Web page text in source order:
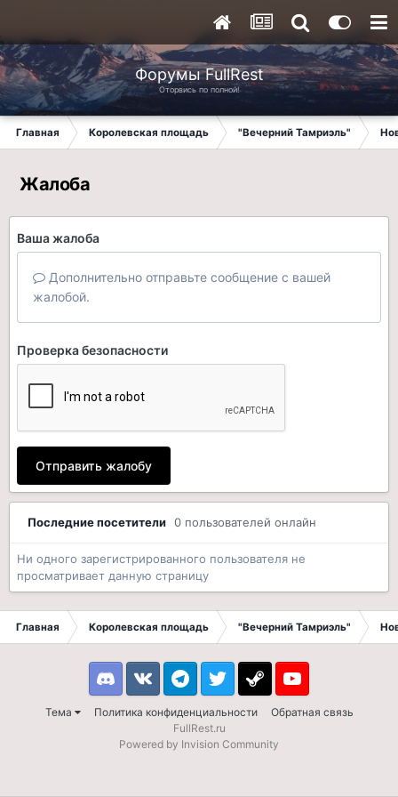
Форумы FullRest
Оторвись по полной!
Главная Королевская площадь "Вечерний Тамриэль"
Жалоба
Ваша жалоба
Дополнительно отправьте сообщение с вашей
жалобой.
Проверка безопасности
Отправить жалобу
Последние посетители 0 пользователей онлайн
Ни одного зарегистрированного пользователя не
просматривает данную страницу
Главная Королевская площадь "Вечерний Тамриэль"
Тема Политика конфиденциальности Обратная связь
DiscordVK TelegramTwitter Steam Youtube
FullRest.ru
Powered by Invision Community